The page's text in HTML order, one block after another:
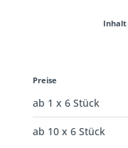
Inhalt
Preise
ab 1x 6 Stück
ab 10x 6 Stück